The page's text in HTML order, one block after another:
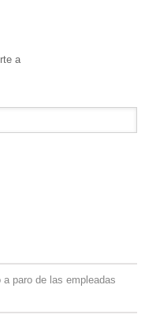
a
paro de las empleadas